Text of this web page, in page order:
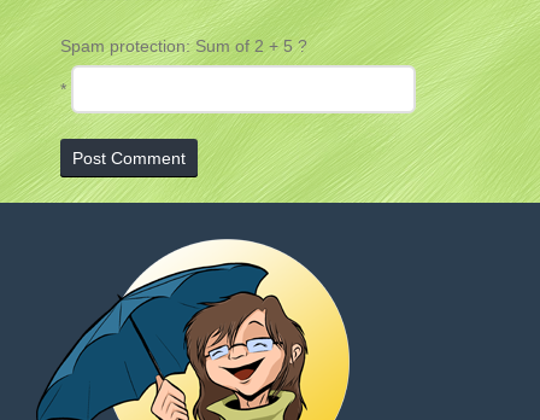
Spam protection: Sum of 2 + 5 ?
*